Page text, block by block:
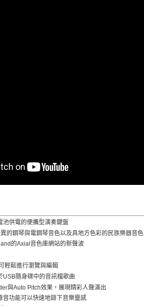
池供電的便攜型演奏鍵盤
的鋼琴與電鋼琴音色以及具地方色彩的民族樂器音色
的Axial音色庫網站的新聲波
輕鬆進行瀏覽與編輯
USB隨身碟中的音訊檔歌曲
與Auto Pitch效果，展現精彩人聲演出
音功能可以快速地錄下音樂靈感